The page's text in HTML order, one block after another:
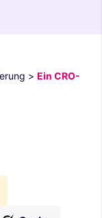
> Ein CRO-